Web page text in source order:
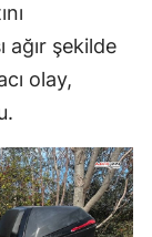
ağır şekilde
olay,